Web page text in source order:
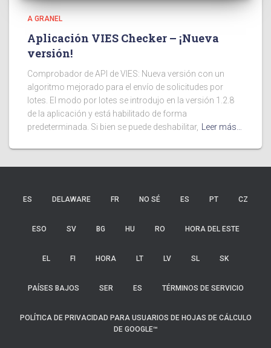
A GRANEL
Aplicación VIES Checker – ¡Nueva
versión!
Comprobador de API de VIES: Nueva versión con un
algoritmo mejorado para el envío de solicitudes por
lotes. El modo por lotes se introdujo en la versión 1.2.8
de la aplicación y está habilitado de forma
predeterminada. Si bien se puede deshabilitar, Leer más…
ES DELAWARE FR NO SÉ ES PT CZ
ESO SV BG HU RO HORA DEL ESTE
EL FI HORA LT LV SL SK
PAÍSES BAJOS SER ES TÉRMINOS DE SERVICIO
POLÍTICA DE PRIVACIDAD PARA USUARIOS DE HOJAS DE CÁLCULO
DE GOOGLE™